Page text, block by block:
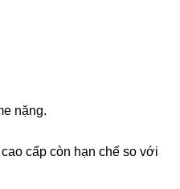
nặng.
cấp còn hạn chế so với